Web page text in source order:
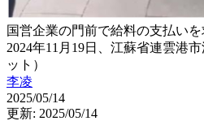
国営企業の門前で給料の支払い
2024年11月19日、江蘇省連雲港
ット）
李凌
2025/05/14
更新: 2025/05/14